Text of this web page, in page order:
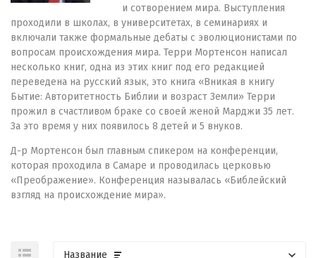
и сотворением мира. Выступления
проходили в школах, в университетах, в семинариях и
включали также формальные дебаты с эволюционистами по
вопросам происхождения мира. Терри Мортенсон написал
несколько книг, одна из этих книг под его редакцией
переведена на русский язык, это книга «Вникая в книгу
Бытие: Авторитетность Библии и возраст Земли» Терри
прожил в счастливом браке со своей женой Марджи 35 лет.
За это время у них появилось 8 детей и 5 внуков.
Д-р Мортенсон был главным спикером на конференции,
которая проходила в Самаре и проводилась церковью
«Преображение». Конференция называлась «Библейский
взгляд на происхождение мира».
Название